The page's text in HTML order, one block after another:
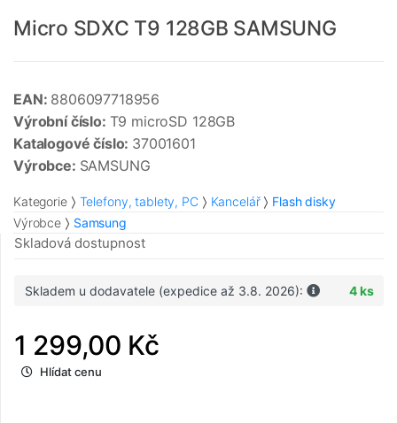
Micro SDXC T9 128GB SAMSUNG
EAN: 8806097718956
Výrobní číslo: T9 microSD 128GB
Katalogové číslo: 37001601
Výrobce: SAMSUNG
Kategorie Telefony, tablety, PC Kancelář
Flash disky
Výrobce
Samsung
Skladová dostupnost
Skladem u dodavatele (expedice až 3.8. 2026): 4 ks
1 299,00 Kč
Hlídat cenu